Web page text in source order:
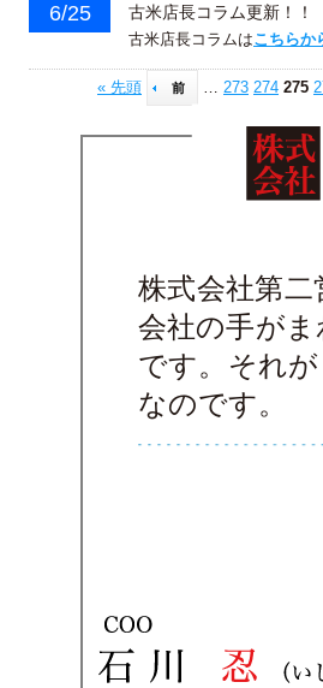
6/25 古米店長コラム更新！！
古米店長コラムはこちらか
ページ« 先頭 前 … 273 274 275
株式会社第
会社の手が
です。それ
なのです。